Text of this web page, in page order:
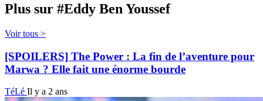
Plus sur #Eddy Ben Youssef
Voir tous >
[SPOILERS] The Power : La fin de l’aventure pour
Marwa ? Elle fait une énorme bourde
TéLé Il y a 2 ans